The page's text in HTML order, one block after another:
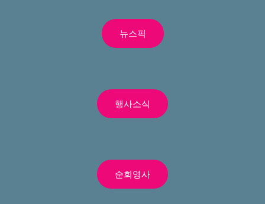
뉴스픽
행사소식
순회영사